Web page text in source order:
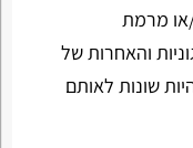
או מרמת
והאחרות של
שונות לאותם